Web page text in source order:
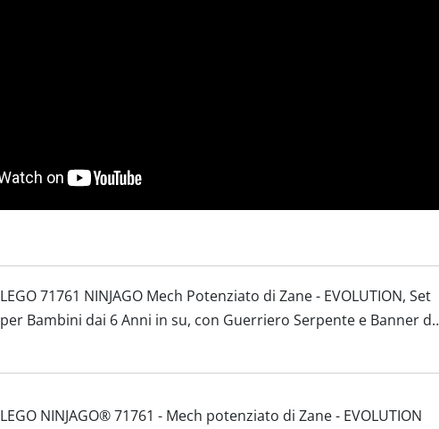
LEGO 71761 NINJAGO Mech Potenziato di Zane - EVOLUTION, Set
per Bambini dai 6 Anni in su, con Guerriero Serpente e Banner da
LEGO NINJAGO® 71761 - Mech potenziato di Zane - EVOLUTION